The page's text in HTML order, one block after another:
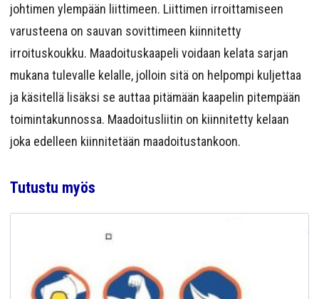
johtimen ylempään liittimeen. Liittimen irroittamiseen
varusteena on sauvan sovittimeen kiinnitetty
irroituskoukku. Maadoituskaapeli voidaan kelata sarjan
mukana tulevalle kelalle, jolloin sitä on helpompi kuljettaa
ja käsitellä lisäksi se auttaa pitämään kaapelin pitempään
toimintakunnossa. Maadoitusliitin on kiinnitetty kelaan
joka edelleen kiinnitetään maadoitustankoon.
Tutustu myös